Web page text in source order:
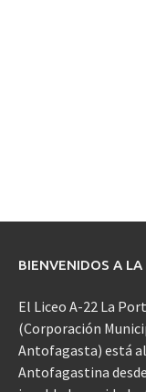
BIENVENIDOS A
El Liceo A-22 La
(Corporación
Antofagasta) está
Antofagastina